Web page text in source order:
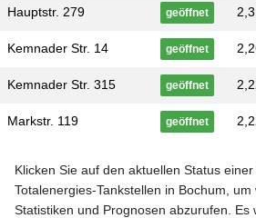
Hauptstr. 279 geöffnet
Kemnader Str. 14 geöffnet
Kemnader Str. 315 geöffnet
Markstr. 119 geöffnet
Klicken Sie auf den aktuellen Status
Totalenergies-Tankstellen in Bochum, um
Statistiken und Prognosen abzurufen. Es